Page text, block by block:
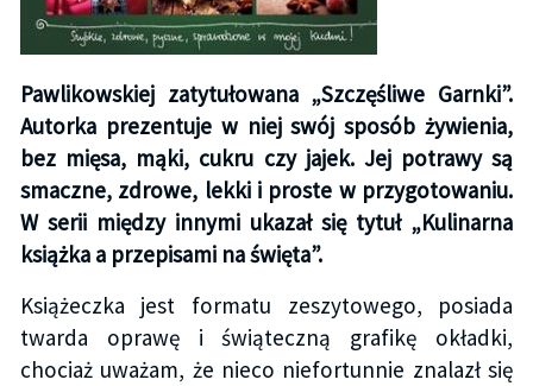
Pawlikowskiej zatytułowana „Szczęśliwe Garnki”.
Autorka prezentuje w niej swój sposób żywienia,
bez mięsa, mąki, cukru czy jajek. Jej potrawy są
smaczne, zdrowe, lekki i proste w przygotowaniu.
W serii między innymi ukazał się tytuł „Kulinarna
książka a przepisami na święta”.
Książeczka jest formatu zeszytowego, posiada
twarda oprawę i świąteczną grafikę okładki,
chociaż uważam, że nieco niefortunnie znalazł się